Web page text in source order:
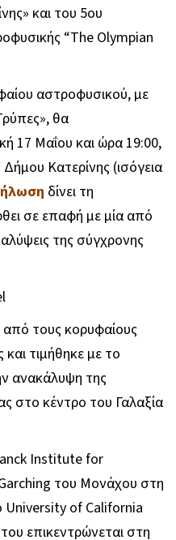
και του 5ου
“The Olympian
αστροφυσικού, με
θα
17 Μαΐου και ώρα 19:00,
Κατερίνης (ισόγεια
δίνει τη
σε επαφή με μία από
της σύγχρονης
από τους κορυφαίους
τιμήθηκε με το
ανακάλυψη της
στο κέντρο του Γαλαξία
Institute for
του Μονάχου στη
University of California
επικεντρώνεται στη